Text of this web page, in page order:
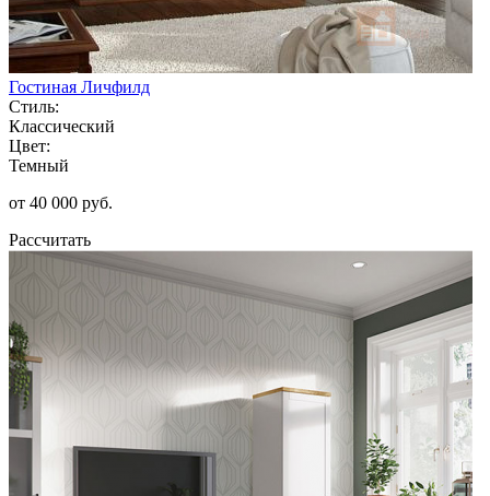
Гостиная Личфилд
Стиль:
Классический
Цвет:
Темный
от 40 000 руб.
Рассчитать